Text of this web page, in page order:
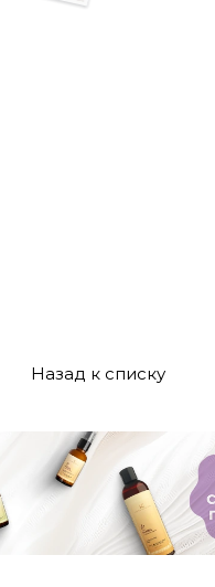
своей кожи и кошелька.
Назад к списку